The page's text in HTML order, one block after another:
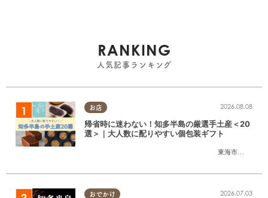
RANKING
人気記事ランキング
お店
東海市
,大府市
2026.08.08
帰省時に迷わない！知多半島の厳選手土産＜20
選＞｜大人数に配りやすい個包装ギフト
おでかけ 2026.07.03